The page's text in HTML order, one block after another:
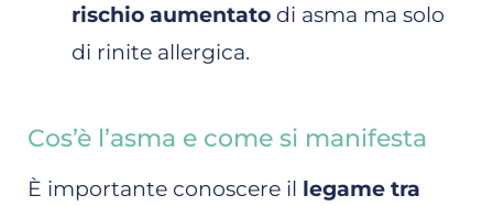
rischio aumentato di asma ma solo
di rinite allergica.
Cos’è l’asma e come si manifesta
È importante conoscere il legame tra